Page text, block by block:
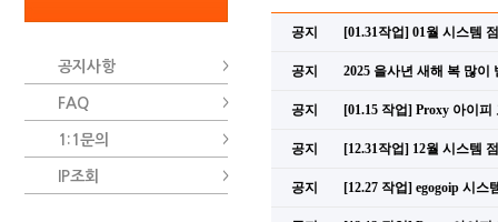
공지사항
FAQ
1:1문의
IP조회
공지 [01.31작업] 01월 시스템
공지 2025 을사년 새해 복 많이
공지 [01.15 작업] Proxy 아이
공지 [12.31작업] 12월 시스템
공지 [12.27 작업] egogoip 시스